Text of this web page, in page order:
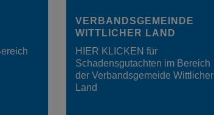
VERBANDSGEMEINDE
WITTLICHER LAND
HIER KLICKEN für
Schadensgutachten im Bereich
der Verbandsgemeide Wittlicher
Land